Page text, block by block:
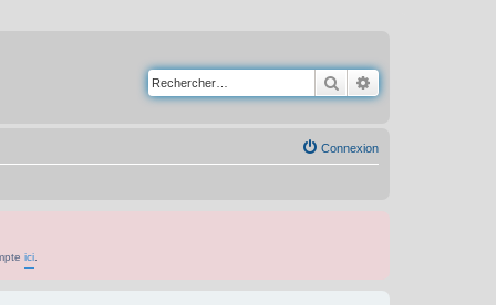
Rechercher
Connexion
ici